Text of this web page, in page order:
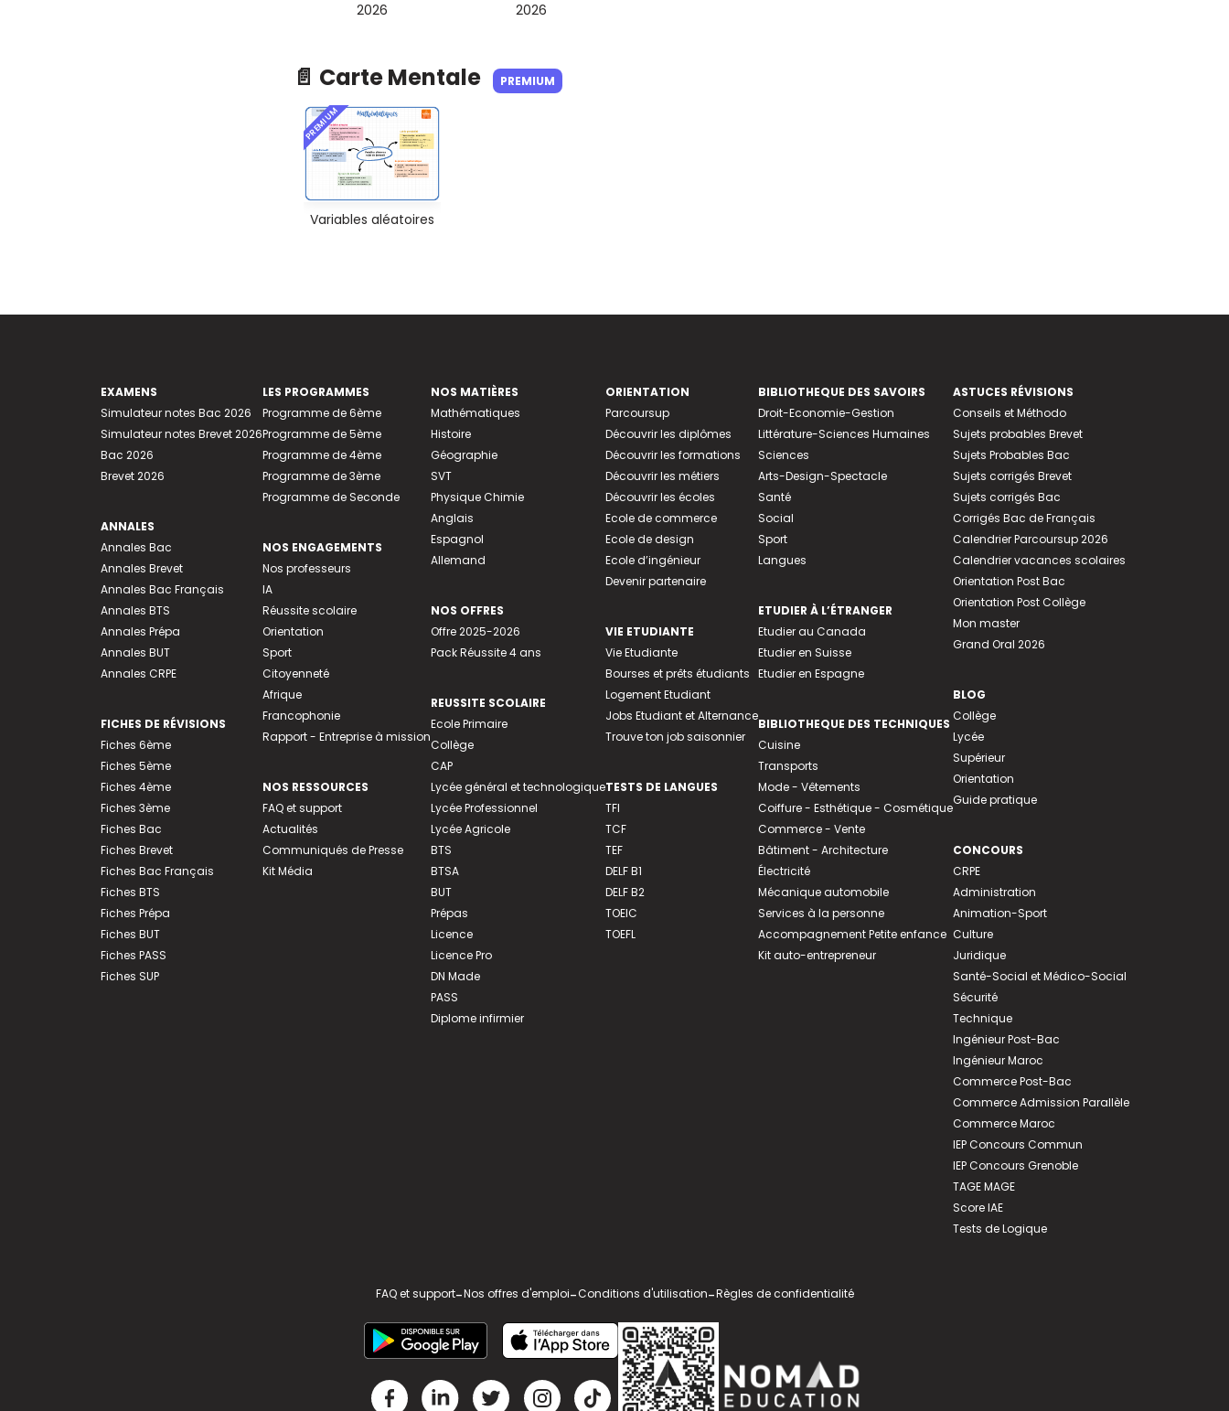
2026
2026
📄 Carte Mentale PREMIUM
PREMIUM
Variables aléatoires
EXAMENS
Simulateur notes Bac 2026
Simulateur notes Brevet 2026
Bac 2026
Brevet 2026
ANNALES
Annales Bac
Annales Brevet
Annales Bac Français
Annales BTS
Annales Prépa
Annales BUT
Annales CRPE
FICHES DE RÉVISIONS
Fiches 6ème
Fiches 5ème
Fiches 4ème
Fiches 3ème
Fiches Bac
Fiches Brevet
Fiches Bac Français
Fiches BTS
Fiches Prépa
Fiches BUT
Fiches PASS
Fiches SUP
LES PROGRAMMES
Programme de 6ème
Programme de 5ème
Programme de 4ème
Programme de 3ème
Programme de Seconde
NOS ENGAGEMENTS
Nos professeurs
IA
Réussite scolaire
Orientation
Sport
Citoyenneté
Afrique
Francophonie
Rapport - Entreprise à mission
NOS RESSOURCES
FAQ et support
Actualités
Communiqués de Presse
Kit Média
NOS MATIÈRES
Mathématiques
Histoire
Géographie
SVT
Physique Chimie
Anglais
Espagnol
Allemand
NOS OFFRES
Offre 2025-2026
Pack Réussite 4 ans
REUSSITE SCOLAIRE
Ecole Primaire
Collège
CAP
Lycée général et technologique
Lycée Professionnel
Lycée Agricole
BTS
BTSA
BUT
Prépas
Licence
Licence Pro
DN Made
PASS
Diplome infirmier
ORIENTATION
Parcoursup
Découvrir les diplômes
Découvrir les formations
Découvrir les métiers
Découvrir les écoles
Ecole de commerce
Ecole de design
Ecole d’ingénieur
Devenir partenaire
VIE ETUDIANTE
Vie Etudiante
Bourses et prêts étudiants
Logement Etudiant
Jobs Etudiant et Alternance
Trouve ton job saisonnier
TESTS DE LANGUES
TFI
TCF
TEF
DELF B1
DELF B2
TOEIC
TOEFL
BIBLIOTHEQUE DES SAVOIRS
Droit-Economie-Gestion
Littérature-Sciences Humaines
Sciences
Arts-Design-Spectacle
Santé
Social
Sport
Langues
ETUDIER À L’ÉTRANGER
Etudier au Canada
Etudier en Suisse
Etudier en Espagne
BIBLIOTHEQUE DES TECHNIQUES
Cuisine
Transports
Mode - Vêtements
Coiffure - Esthétique - Cosmétique
Commerce - Vente
Bâtiment - Architecture
Électricité
Mécanique automobile
Services à la personne
Accompagnement Petite enfance
Kit auto-entrepreneur
ASTUCES RÉVISIONS
Conseils et Méthodo
Sujets probables Brevet
Sujets Probables Bac
Sujets corrigés Brevet
Sujets corrigés Bac
Corrigés Bac de Français
Calendrier Parcoursup 2026
Calendrier vacances scolaires
Orientation Post Bac
Orientation Post Collège
Mon master
Grand Oral 2026
BLOG
Collège
Lycée
Supérieur
Orientation
Guide pratique
CONCOURS
CRPE
Administration
Animation-Sport
Culture
Juridique
Santé-Social et Médico-Social
Sécurité
Technique
Ingénieur Post-Bac
Ingénieur Maroc
Commerce Post-Bac
Commerce Admission Parallèle
Commerce Maroc
IEP Concours Commun
IEP Concours Grenoble
TAGE MAGE
Score IAE
Tests de Logique
FAQ et support-Nos offres d'emploi-Conditions d'utilisation-Règles de confidentialité